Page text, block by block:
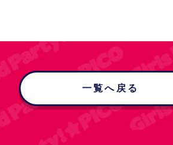
一覧へ戻る